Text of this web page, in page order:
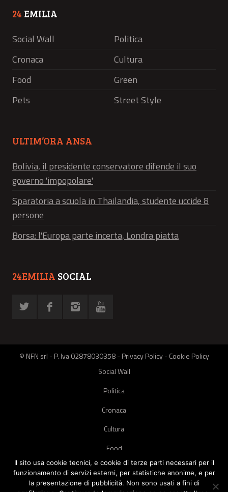
24 EMILIA
Social Wall
Politica
Cronaca
Cultura
Food
Green
Pets
Street Style
ULTIM’ORA ANSA
Bolivia, il presidente conservatore difende il suo
governo 'impopolare'
Sparatoria a scuola in Thailandia, studente uccide 8
persone
Borsa: l'Europa parte incerta, Londra piatta
24EMILIA SOCIAL
© NFN srl - P. Iva 02878030358 -Privacy Policy-Cookie Policy
Social Wall
Politica
Cronaca
Cultura
Food
Green
Pets
Il sito usa cookie tecnici, e cookie di terze parti necessari per il
funzionamento di servizi esterni, per statistiche anonime, e per
la presentazione di pubblicità. Non sono usati a fini di